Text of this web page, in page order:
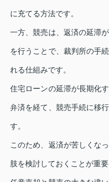
に充てる方法です。
一方、競売は、返済の延滞
を行うことで、裁判所の手
れる仕組みです。
住宅ローンの延滞が長期化
弁済を経て、競売手続に移
す。
このため、返済が苦しくな
肢を検討しておくことが重要